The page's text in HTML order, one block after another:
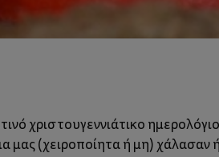
χριστουγεννιάτικο
(χειροποίητα ή μη) χάλασαν